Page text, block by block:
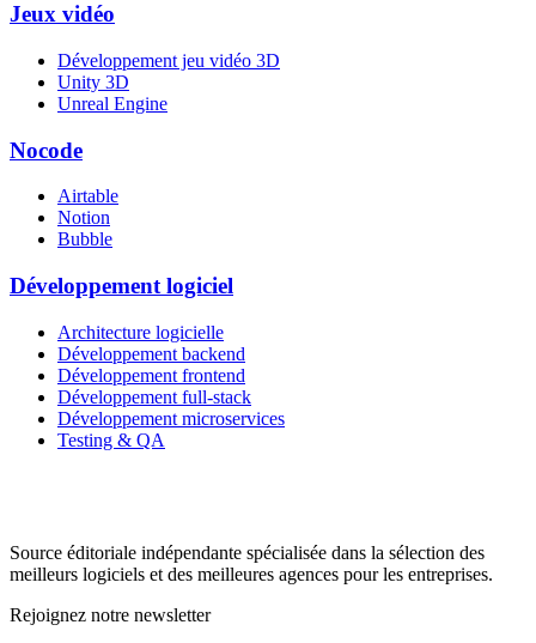
Jeux vidéo
Développement jeu vidéo 3D
Unity 3D
Unreal Engine
Nocode
Airtable
Notion
Bubble
Développement logiciel
Architecture logicielle
Développement backend
Développement frontend
Développement full-stack
Développement microservices
Testing & QA
Source éditoriale indépendante spécialisée dans la sélection des
meilleurs logiciels et des meilleures agences pour les entreprises.
Rejoignez notre newsletter